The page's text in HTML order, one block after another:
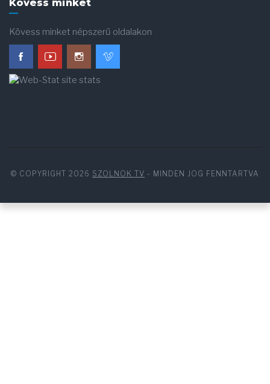
Kövess minket
Kövess minket népszerű oldalakon
© COPYRIGHT 2026 SZOLNOK TV - MINDEN JOG FENNTARTVA